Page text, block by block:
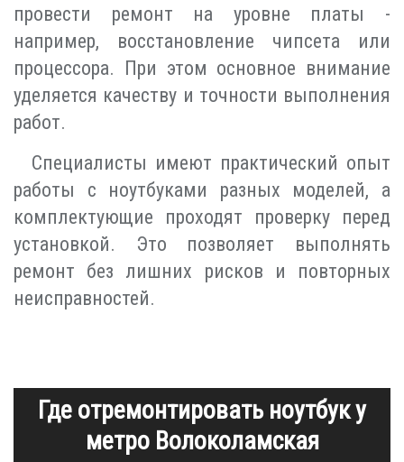
провести ремонт на уровне платы -
например, восстановление чипсета или
процессора. При этом основное внимание
уделяется качеству и точности выполнения
работ.
Специалисты имеют практический опыт
работы с ноутбуками разных моделей, а
комплектующие проходят проверку перед
установкой. Это позволяет выполнять
ремонт без лишних рисков и повторных
неисправностей.
Где отремонтировать ноутбук у
метро Волоколамская